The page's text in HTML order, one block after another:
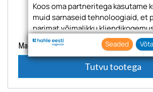
Magisso tooted (hoidikud, lõikelaud, rest)
Tutvu tootega
Koos oma partneritega kasutame
muid sarnaseid tehnoloogiaid, et
parimat võimalikku
asjakohast reklaami.
Nõustudes lubate oma teabe
kasutamiseks kasutada küpsiseid
tehnoloogiaid. Samuti saate oma
anda, klõpsates menüüdes nuppu
Seaded